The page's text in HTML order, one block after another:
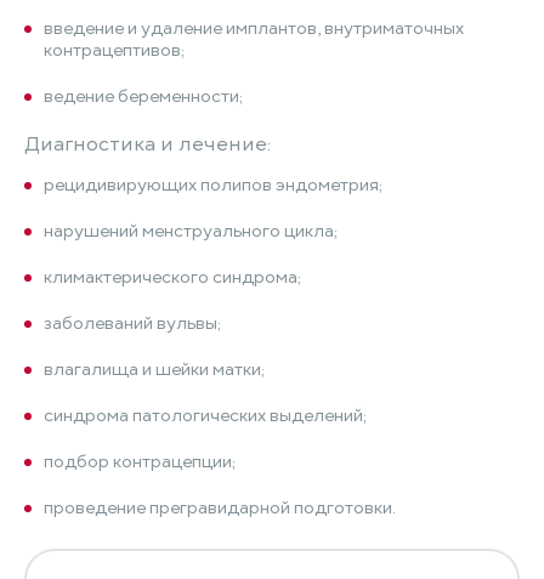
введение и удаление имплантов, внутриматочных
контрацептивов;
ведение беременности;
Диагностика и лечение:
рецидивирующих полипов эндометрия;
нарушений менструального цикла;
климактерического синдрома;
заболеваний вульвы;
влагалища и шейки матки;
синдрома патологических выделений;
подбор контрацепции;
проведение прегравидарной подготовки.